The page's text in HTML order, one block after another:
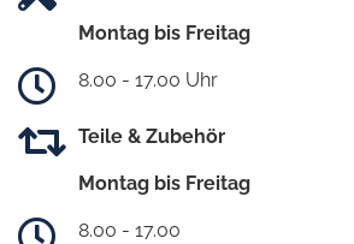
Montag bis Freitag
8.00 - 17.00 Uhr
Teile & Zubehör
Montag bis Freitag
8.00 - 17.00